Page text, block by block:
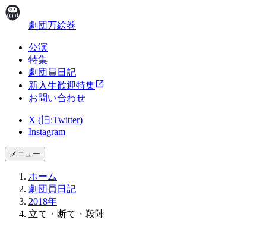
劇団万絵巻
公演
特集
劇団員日記
新入生歓迎特集
お問い合わせ
X (旧:Twitter)
Instagram
メニュー
ホーム
劇団員日記
2018年
立て・断て・殺陣